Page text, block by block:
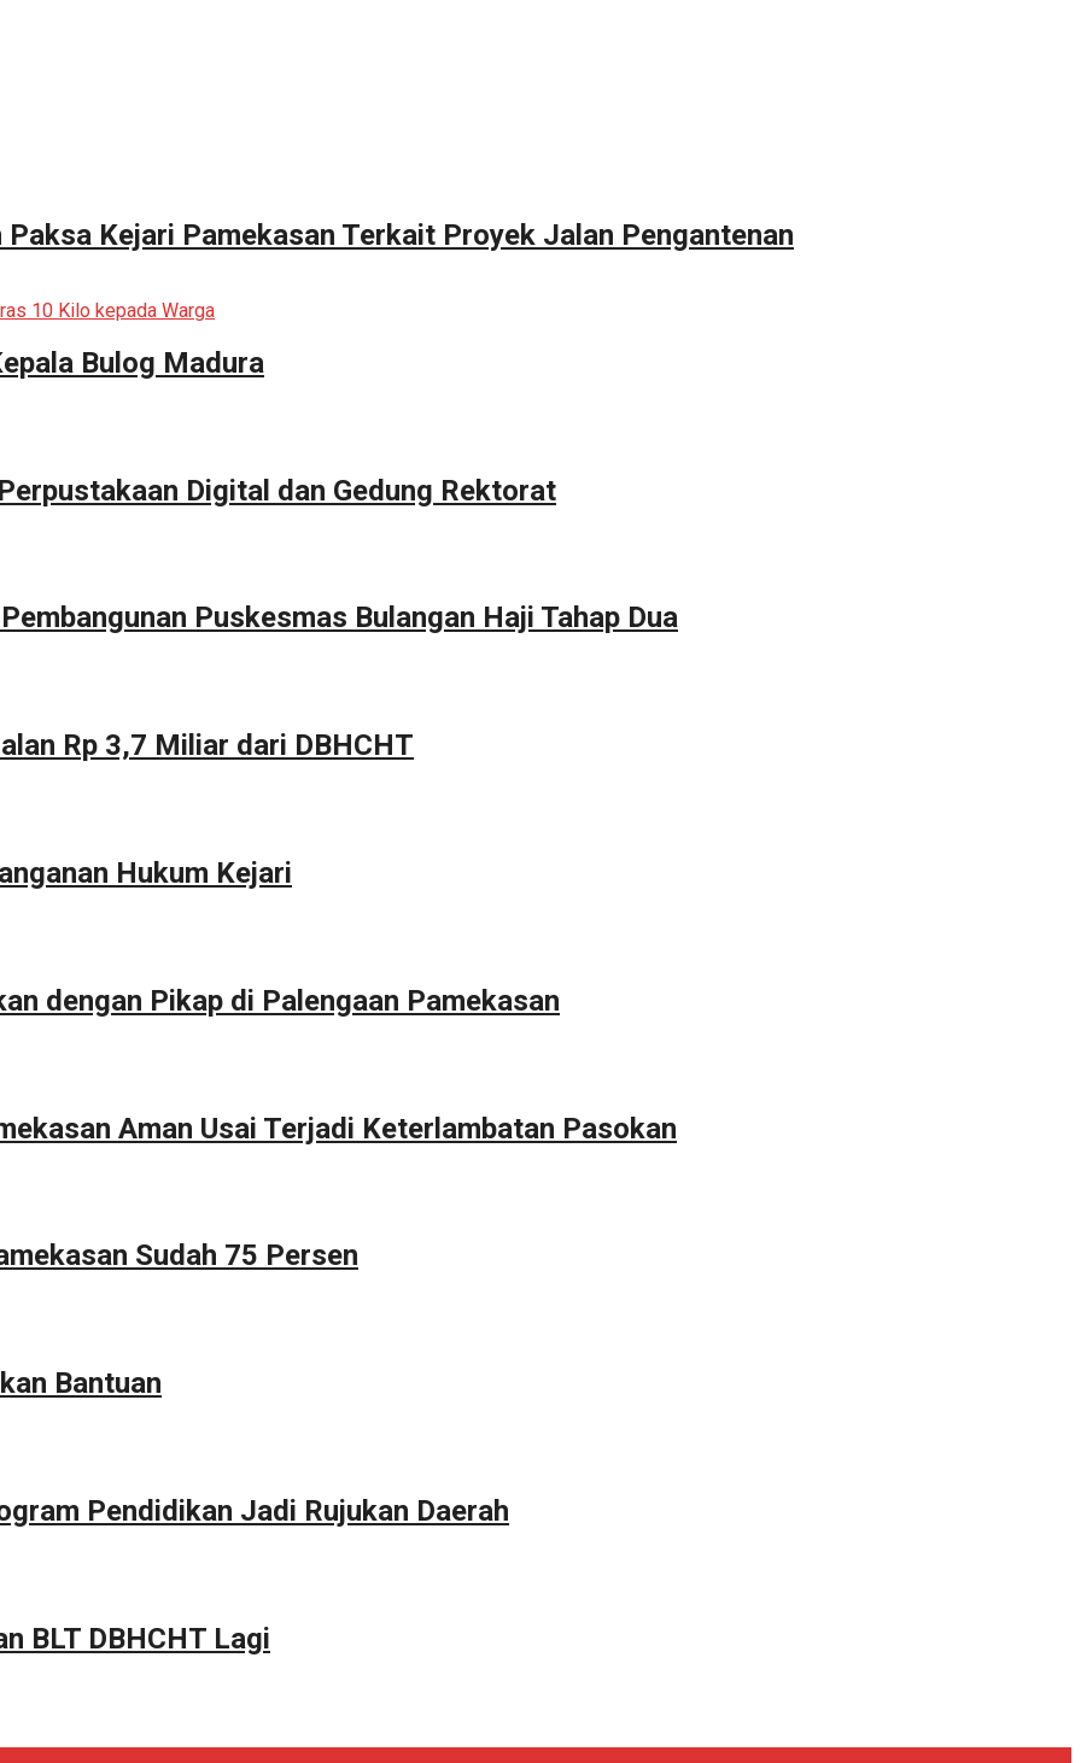
Kejari Pamekasan Terkait Proyek Jalan Pengantenan
Bulog Madura
Digital dan Gedung Rektorat
Puskesmas Bulangan Haji Tahap Dua
Rp 3,7 Miliar dari DBHCHT
Hukum Kejari
dengan Pikap di Palengaan Pamekasan
Aman Usai Terjadi Keterlambatan Pasokan
Sudah 75 Persen
Bantuan
Pendidikan Jadi Rujukan Daerah
BLT DBHCHT Lagi